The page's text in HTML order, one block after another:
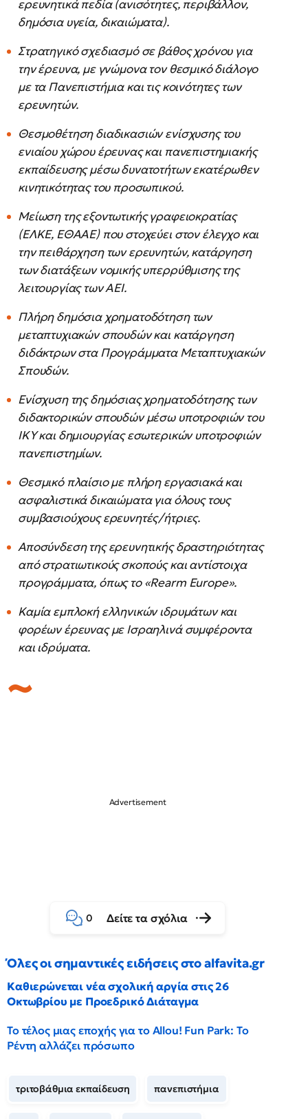
ερευνητικά πεδία (ανισότητες, περιβάλλον,
δημόσια υγεία, δικαιώματα).
Στρατηγικό σχεδιασμό σε βάθος χρόνου για
την έρευνα, με γνώμονα τον θεσμικό διάλογο
με τα Πανεπιστήμια και τις κοινότητες των
ερευνητών.
Θεσμοθέτηση διαδικασιών ενίσχυσης του
ενιαίου χώρου έρευνας και πανεπιστημιακής
εκπαίδευσης μέσω δυνατοτήτων εκατέρωθεν
κινητικότητας του προσωπικού.
Μείωση της εξοντωτικής γραφειοκρατίας
(ΕΛΚΕ, ΕΘΑΑΕ) που στοχεύει στον έλεγχο και
την πειθάρχηση των ερευνητών, κατάργηση
των διατάξεων νομικής υπερρύθμισης της
λειτουργίας των ΑΕΙ.
Πλήρη δημόσια χρηματοδότηση των
μεταπτυχιακών σπουδών και κατάργηση
διδάκτρων στα Προγράμματα Μεταπτυχιακών
Σπουδών.
Ενίσχυση της δημόσιας χρηματοδότησης των
διδακτορικών σπουδών μέσω υποτροφιών του
ΙΚΥ και δημιουργίας εσωτερικών υποτροφιών
πανεπιστημίων.
Θεσμικό πλαίσιο με πλήρη εργασιακά και
ασφαλιστικά δικαιώματα για όλους τους
συμβασιούχους ερευνητές/ήτριες.
Αποσύνδεση της ερευνητικής δραστηριότητας
από στρατιωτικούς σκοπούς και αντίστοιχα
προγράμματα, όπως το «Rearm Europe».
Καμία εμπλοκή ελληνικών ιδρυμάτων και
φορέων έρευνας με Ισραηλινά συμφέροντα
και ιδρύματα.
0 Δείτε τα σχόλια
Όλες οι σημαντικές ειδήσεις στο alfavita.gr
Καθιερώνεται νέα σχολική αργία στις 26
Οκτωβρίου με Προεδρικό Διάταγμα
Το τέλος μιας εποχής για το Allou! Fun Park: Το
Ρέντη αλλάζει πρόσωπο
τριτοβάθμια εκπαίδευση πανεπιστήμια